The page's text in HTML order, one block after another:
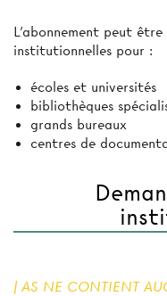
L’abonnement peut
institutionnelles pour :
écoles et universités
bibliothèques
grands bureaux
centres de
| AS NE CONTIENT